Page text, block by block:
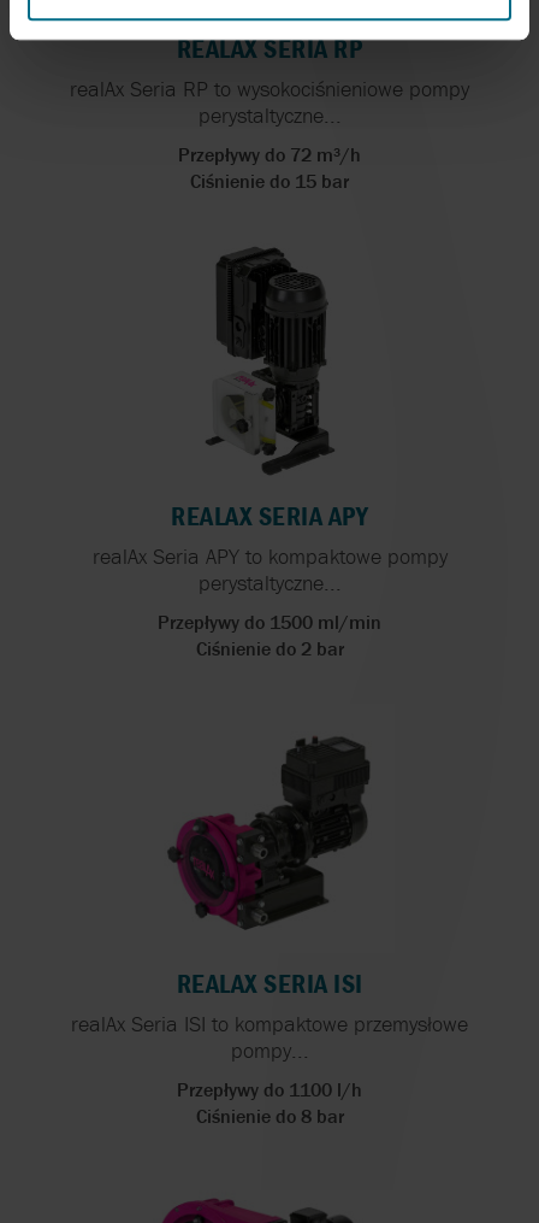
REALAX SERIA RP
realAx Seria RP to wysokociśnieniowe pompy
perystaltyczne...
Przepływy do 72 m³/h
Ciśnienie do 15 bar
REALAX SERIA APY
realAx Seria APY to kompaktowe pompy
perystaltyczne...
Przepływy do 1500 ml/min
Ciśnienie do 2 bar
REALAX SERIA ISI
realAx Seria ISI to kompaktowe przemysłowe
pompy...
Przepływy do 1100 l/h
Ciśnienie do 8 bar